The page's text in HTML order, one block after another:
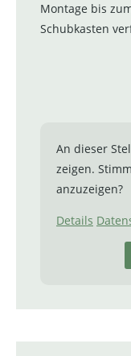
Montage bis
Schubkasten
An dieser
zeigen.
anzuzeigen?
Details